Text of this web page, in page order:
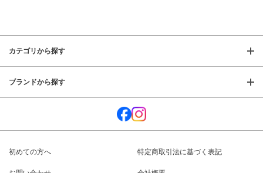
カテゴリから探す
ブランドから探す
初めての方へ 特定商取引法に基づく表記